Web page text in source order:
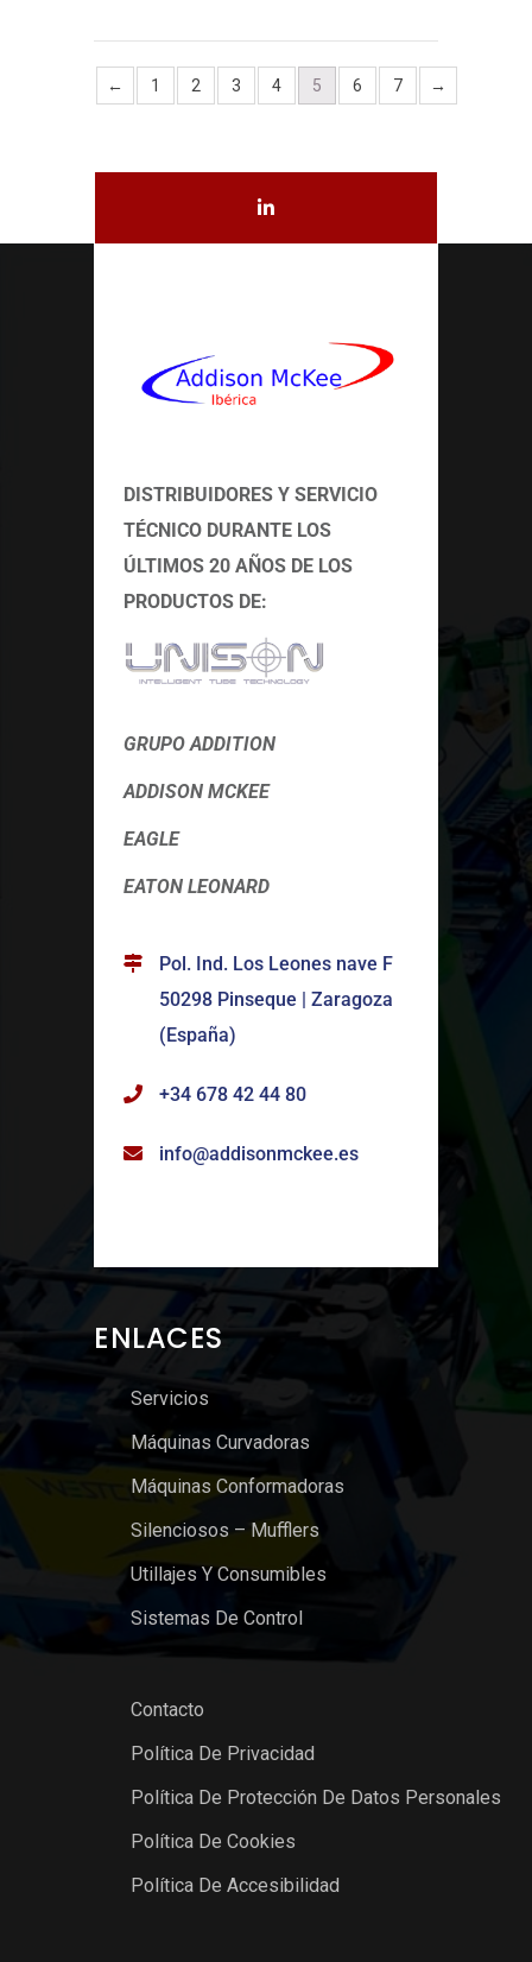
← 1 2 3 4 5 6 7 →
DISTRIBUIDORES Y SERVICIO
TÉCNICO DURANTE LOS
ÚLTIMOS 20 AÑOS DE LOS
PRODUCTOS DE:
GRUPO ADDITION
ADDISON MCKEE
EAGLE
EATON LEONARD
Pol. Ind. Los Leones nave F
50298 Pinseque | Zaragoza
(España)
+34 678 42 44 80
info@addisonmckee.es
ENLACES
Servicios
Máquinas Curvadoras
Máquinas Conformadoras
Silenciosos – Mufflers
Utillajes Y Consumibles
Sistemas De Control
Contacto
Política De Privacidad
Política De Protección De Datos Personales
Política De Cookies
Política De Accesibilidad